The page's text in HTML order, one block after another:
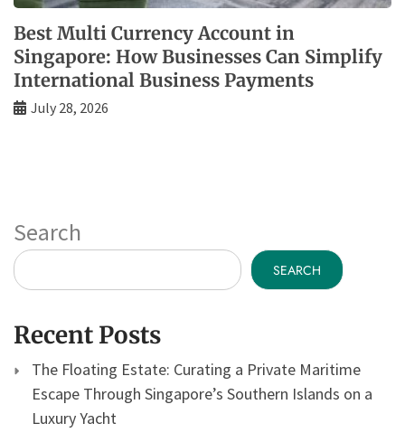
Best Multi Currency Account in
Singapore: How Businesses Can Simplify
International Business Payments
July 28, 2026
Search
SEARCH
Recent Posts
The Floating Estate: Curating a Private Maritime
Escape Through Singapore’s Southern Islands on a
Luxury Yacht